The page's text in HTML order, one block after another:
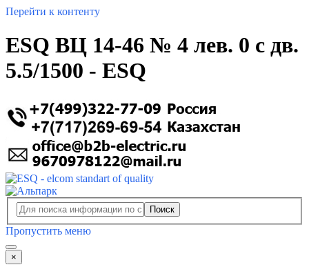
Перейти к контенту
ESQ ВЦ 14-46 № 4 лев. 0 с дв.
5.5/1500 - ESQ
Поиск
Пропустить меню
×